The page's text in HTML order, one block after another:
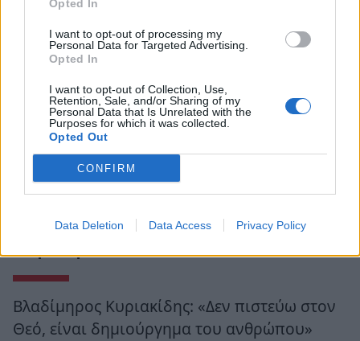
Opted In
I want to opt-out of processing my
Personal Data for Targeted Advertising.
Opted In
I want to opt-out of Collection, Use,
Retention, Sale, and/or Sharing of my
Personal Data that Is Unrelated with the
Purposes for which it was collected.
Opted Out
CONFIRM
Data Deletion Data Access Privacy Policy
Βλαδίμηρος Κυριακίδης: «Δεν πιστεύω στον
Θεό, είναι δημιούργημα του ανθρώπου»